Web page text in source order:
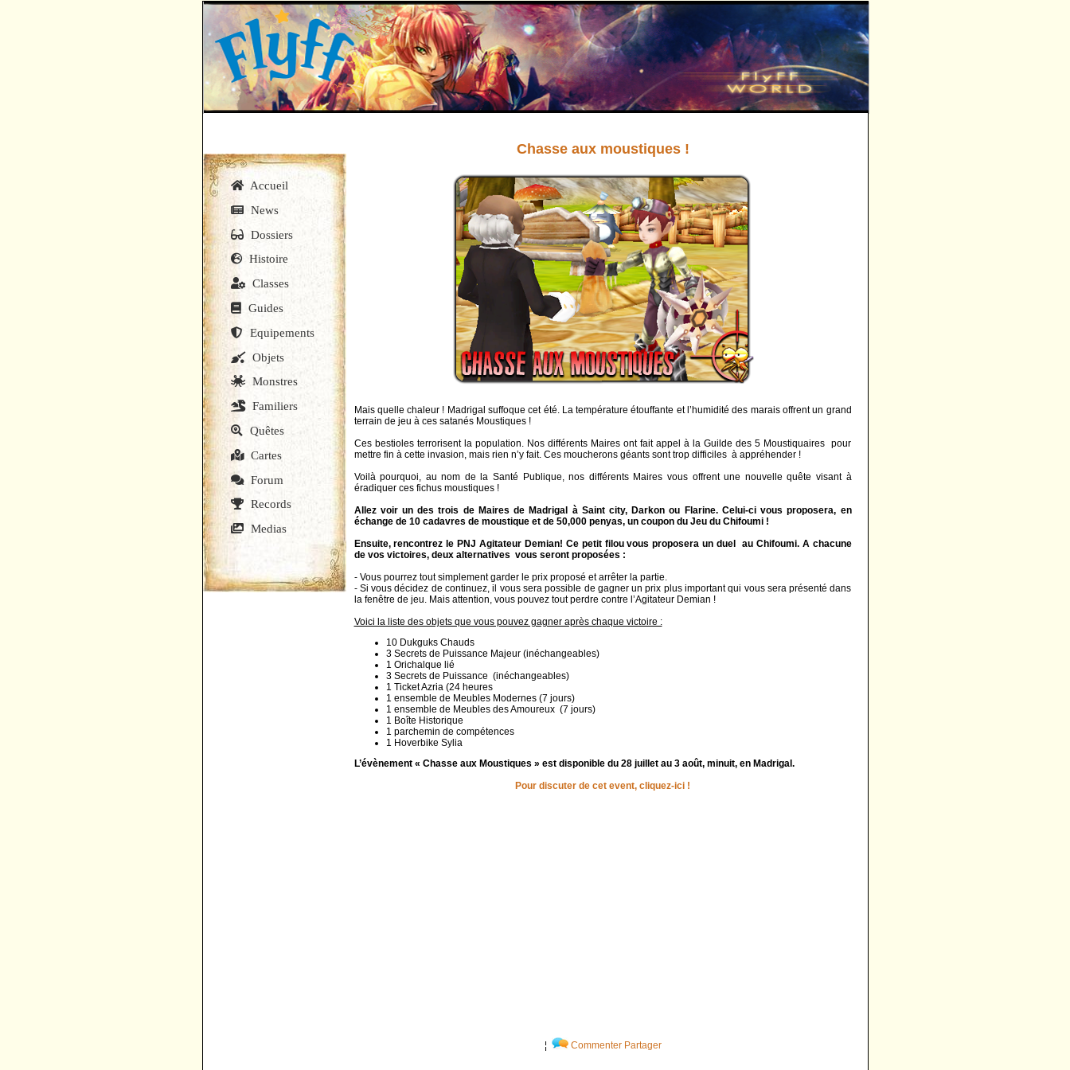
Accueil
News
Dossiers
Histoire
Classes
Guides
Equipements
Objets
Monstres
Familiers
Quêtes
Cartes
Forum
Records
Medias
Chasse aux moustiques !
Mais quelle chaleur ! Madrigal suffoque cet été. La température étouffante et l’humidité des marais offrent un grand
terrain de jeu à ces satanés Moustiques !
Ces bestioles terrorisent la population. Nos différents Maires ont fait appel à la Guilde des 5 Moustiquaires pour
mettre fin à cette invasion, mais rien n’y fait. Ces moucherons géants sont trop difficiles à appréhender !
Voilà pourquoi, au nom de la Santé Publique, nos différents Maires vous offrent une nouvelle quête visant à
éradiquer ces fichus moustiques !
Allez voir un des trois de Maires de Madrigal à Saint city, Darkon ou Flarine. Celui-ci vous proposera, en
échange de 10 cadavres de moustique et de 50,000 penyas, un coupon du Jeu du Chifoumi !
Ensuite, rencontrez le PNJ Agitateur Demian! Ce petit filou vous proposera un duel au Chifoumi. A chacune
de vos victoires, deux alternatives vous seront proposées :
- Vous pourrez tout simplement garder le prix proposé et arrêter la partie.
- Si vous décidez de continuez, il vous sera possible de gagner un prix plus important qui vous sera présenté dans
la fenêtre de jeu. Mais attention, vous pouvez tout perdre contre l’Agitateur Demian !
Voici la liste des objets que vous pouvez gagner après chaque victoire :
10 Dukguks Chauds
3 Secrets de Puissance Majeur (inéchangeables)
1 Orichalque lié
3 Secrets de Puissance (inéchangeables)
1 Ticket Azria (24 heures
1 ensemble de Meubles Modernes (7 jours)
1 ensemble de Meubles des Amoureux (7 jours)
1 Boîte Historique
1 parchemin de compétences
1 Hoverbike Sylia
L’évènement « Chasse aux Moustiques » est disponible du 28 juillet au 3 août, minuit, en Madrigal.
Pour discuter de cet event, cliquez-ici !
¦ Commenter Partager